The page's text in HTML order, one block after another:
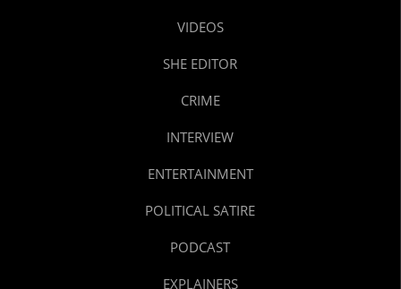
VIDEOS
SHE EDITOR
CRIME
INTERVIEW
ENTERTAINMENT
POLITICAL SATIRE
PODCAST
EXPLAINERS